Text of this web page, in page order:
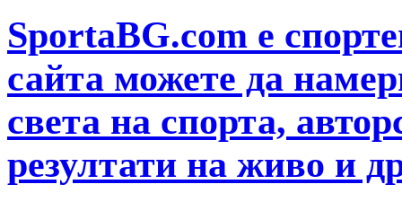
SportaBG.com е
сайта можете да
света на спорта,
резултати на живо и